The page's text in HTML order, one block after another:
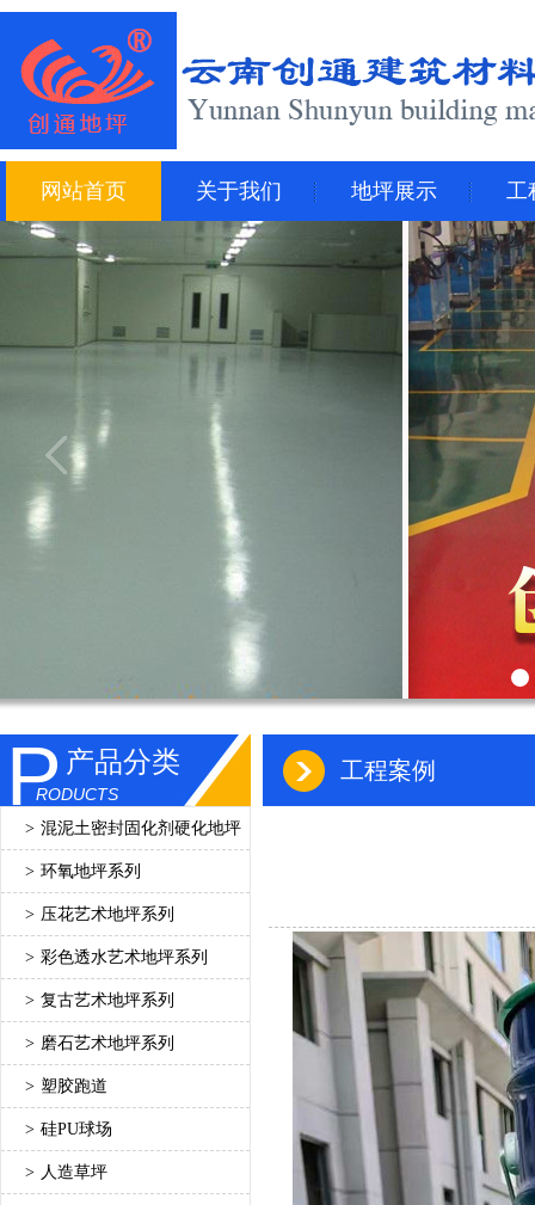
网站首页 关于我们 地坪展示 工
P产品分类
RODUCTS
> 混泥土密封固化剂硬化地坪
> 环氧地坪系列
> 压花艺术地坪系列
> 彩色透水艺术地坪系列
> 复古艺术地坪系列
> 磨石艺术地坪系列
> 塑胶跑道
> 硅PU球场
> 人造草坪
工程案例